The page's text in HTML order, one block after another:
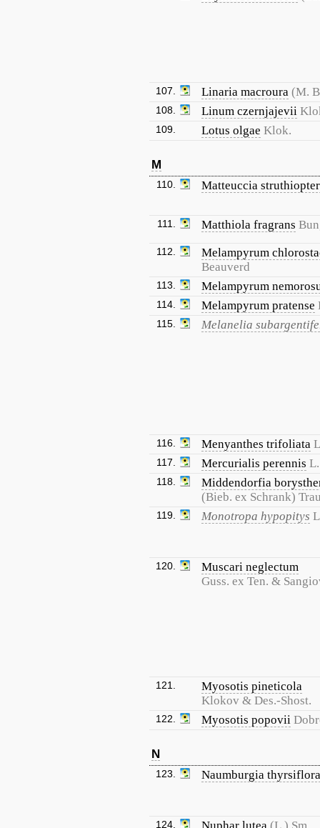
107. Linaria macroura (M.
108. Linum czernjajevii
109. Lotus olgae Klok.
M
110. Matteuccia
111. Matthiola fragrans
112.
Melampyrum
Beauverd
113. Melampyrum
114. Melampyrum pratense
115. Melanelia
116. Menyanthes trifoliata
117. Mercurialis perennis L.
118.
Middendorfia
(Bieb. ex Schrank)
119. Monotropa hypopitys
120.
Muscari neglectum
Guss. ex Ten. &
121.
Myosotis pineticola
Klokov & Des.-Shost.
122. Myosotis popovii
N
123. Naumburgia thyrsiflora
124.